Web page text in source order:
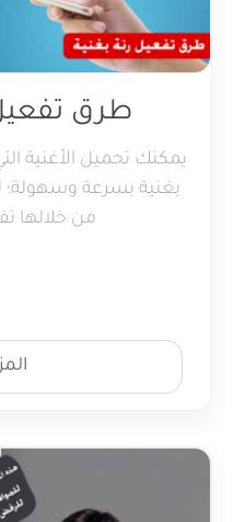
طرق
يمكنك تحميل الأغنية
بغنية بسرعة وسهولة؛
من خلالها